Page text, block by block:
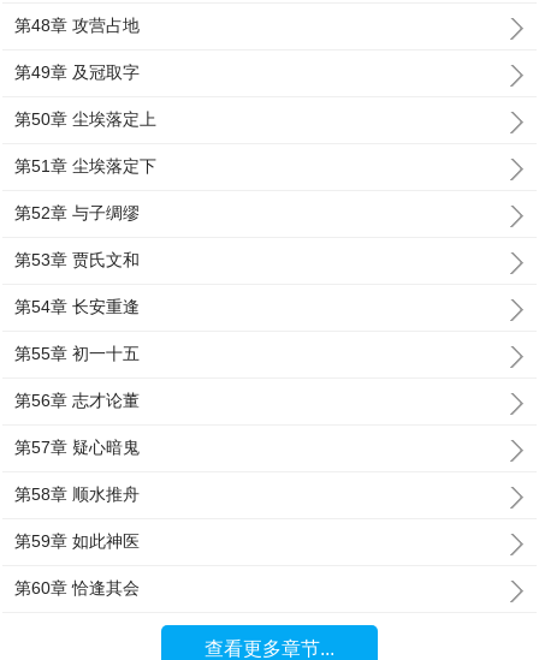
第48章 攻营占地
第49章 及冠取字
第50章 尘埃落定上
第51章 尘埃落定下
第52章 与子绸缪
第53章 贾氏文和
第54章 长安重逢
第55章 初一十五
第56章 志才论董
第57章 疑心暗鬼
第58章 顺水推舟
第59章 如此神医
第60章 恰逢其会
查看更多章节...